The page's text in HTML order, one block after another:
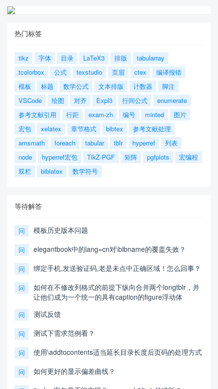
热门标签
tikz 字体 目录 LaTeX3 排版
tabularray
tcolorbox
公式 texstudio 页眉 ctex
编译报错
模板
标题 数学公式 文本排版 计数器
脚注
VSCode
绘图 对齐 Expl3 行间公式
enumerate
参考文献引用
行距 exam-zh 编号 minted
图片
宏包
xelatex 章节格式 bibtex
参考文献处理
amsmath
foreach tabular tblr hyperref
列表
node
hyperref宏包 TikZ-PGF 矩阵 pgfplots
宏编程
双栏
biblatex 数学符号
等待解答
问 模板历史版本问题
问 elegantbook中的lang=cn对\bibname的覆盖失效？
问 绑定手机,发送验证码,老是未点中正确区域！怎么回事？
问
如何在不修改列格式的前提下纵向合并两个longtblr，并
让他们成为一个统一的具有caption的figure浮动体
问 测试反馈
问 测试下需求范例看？
问 使用\addtocontents适当延长目录长度后页码的处理方式
问 如何更好的显示偏差曲线？